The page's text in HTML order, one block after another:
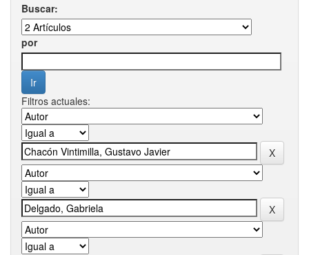
Buscar:
por
Filtros actuales: